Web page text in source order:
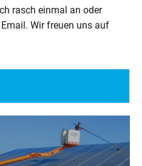
rasch einmal an oder
Wir freuen uns auf